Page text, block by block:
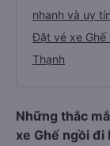
nhanh và uy
Đặt vé xe Ghế
Thạnh
Những thắc
xe Ghế ngồi đi